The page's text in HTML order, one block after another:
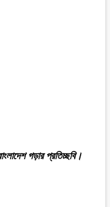
গড়ার প্রতিচ্ছবি।